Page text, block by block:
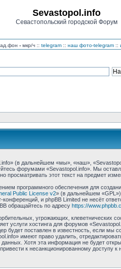
Sevastopol.info
Севастопольский городской Форум
- мкр/ч :: telegram :: наш фото-telegram ::
(в дальнейшем «мы», «наш»,
форумами «Sevastopol.info». Мы
просматривать этот текст на предмет
программного обеспечения для
Public License v2» (в дальнейшем
конференций, и phpBB Limited не несёт
обращайтесь по адресу https://
угрожающих, клеветнических
услуги хостинга для форумов
будет поставлен в известность, если мы
имеют право удалить,
Хотя эта информация не будет
к несанкционированному доступу к